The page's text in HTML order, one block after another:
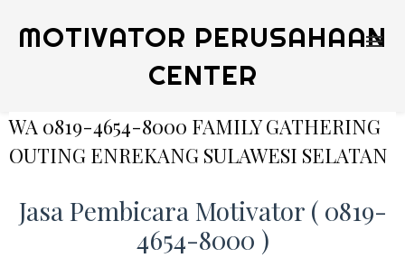
MOTIVATOR PERUSAHAAN
CENTER
WA 0819-4654-8000 FAMILY GATHERING
OUTING ENREKANG SULAWESI SELATAN
Jasa Pembicara Motivator ( 0819-
4654-8000 )